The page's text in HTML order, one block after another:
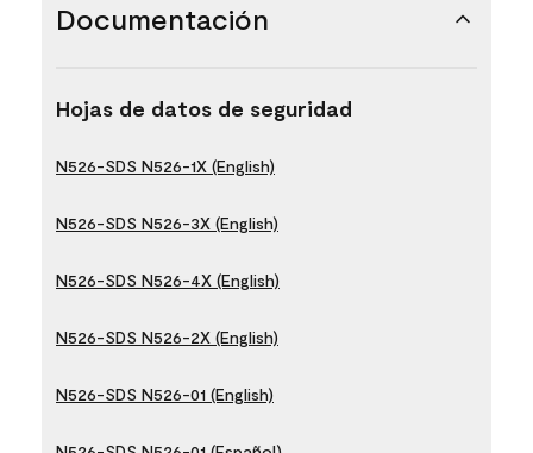
Documentación
Hojas de datos de seguridad
N526-SDS N526-1X (English)
N526-SDS N526-3X (English)
N526-SDS N526-4X (English)
N526-SDS N526-2X (English)
N526-SDS N526-01 (English)